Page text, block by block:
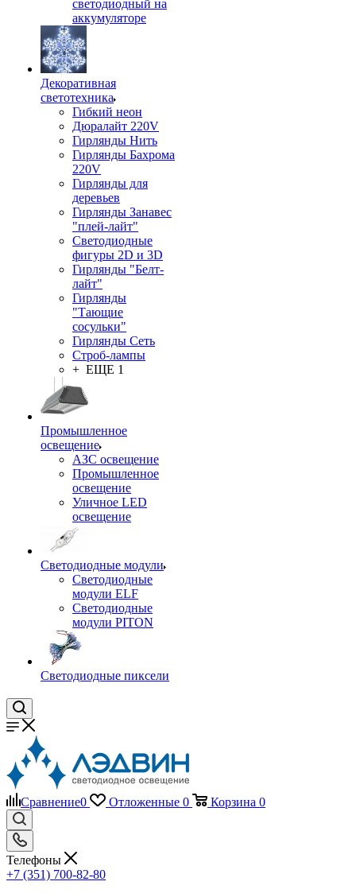
светодиодный на
аккумуляторе
Декоративная
светотехника
Гибкий неон
Дюралайт 220V
Гирлянды Нить
Гирлянды Бахрома
220V
Гирлянды для
деревьев
Гирлянды Занавес
"плей-лайт"
Светодиодные
фигуры 2D и 3D
Гирлянды "Белт-
лайт"
Гирлянды
"Тающие
сосульки"
Гирлянды Сеть
Строб-лампы
+ ЕЩЕ 1
Промышленное
освещение
АЗС освещение
Промышленное
освещение
Уличное LED
освещение
Светодиодные модули
Светодиодные
модули ELF
Светодиодные
модули PITON
Светодиодные пиксели
Сравнение0 Отложенные 0 Корзина 0
Телефоны
+7 (351) 700-82-80